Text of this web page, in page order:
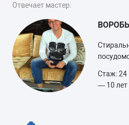
Отвечает мастер:
Стаж: 24
— 10 лет